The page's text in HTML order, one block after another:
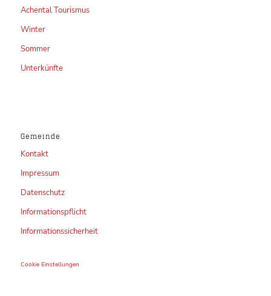
Achental Tourismus
Winter
Sommer
Unterkünfte
Gemeinde
Kontakt
Impressum
Datenschutz
Informationspflicht
Informationssicherheit
Cookie Einstellungen